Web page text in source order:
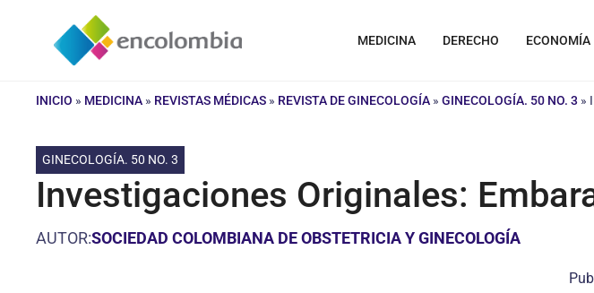
contenido
MEDICINA DERECHO ECONOMÍA
INICIO » MEDICINA » REVISTAS MÉDICAS » REVISTA DE GINECOLOGÍA » GINECOLOGÍA. 50 NO. 3 »
GINECOLOGÍA. 50 NO. 3
Investigaciones Originales:
AUTOR:SOCIEDAD COLOMBIANA DE OBSTETRICIA Y GINECOLOGÍA